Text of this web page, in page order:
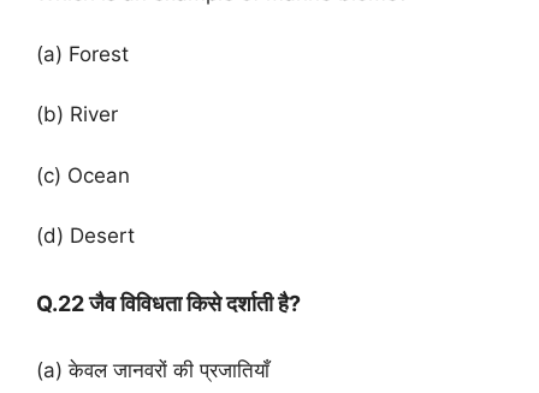
(a) Forest
(b) River
(c) Ocean
(d) Desert
Q.22 जैव विविधता किसे दर्शाती है?
(a) केवल जानवरों की प्रजातियाँ